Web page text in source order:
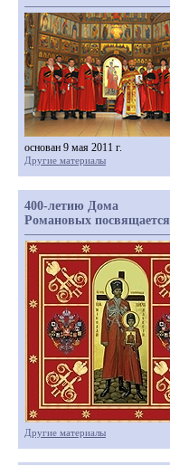
основан 9 мая 2011 г.
Другие материалы
400-летию Дома
Романовых посвящается
Другие материалы